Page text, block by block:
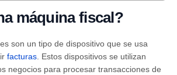
máquina fiscal?
son un tipo de dispositivo que se usa
facturas . Estos dispositivos se utilizan
negocios para procesar transacciones de